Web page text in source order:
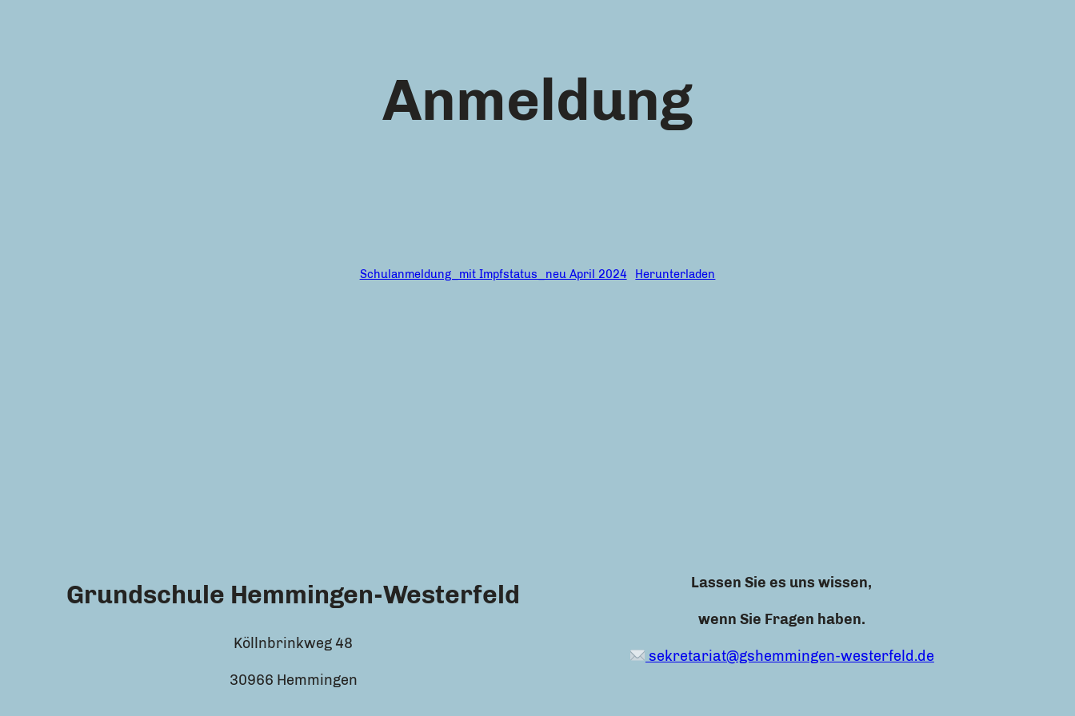
Anmeldung
Schulanmeldung_mit Impfstatus_neu April 2024 Herunterladen
Grundschule Hemmingen-Westerfeld
Köllnbrinkweg 48
30966 Hemmingen
Lassen Sie es uns wissen,
wenn Sie Fragen haben.
sekretariat@gshemmingen-westerfeld.de